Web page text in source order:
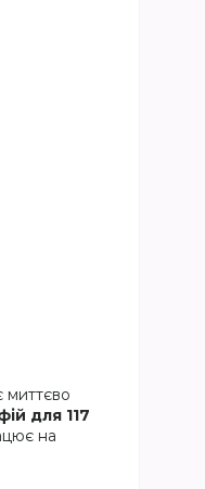
миттєво
для 117
на